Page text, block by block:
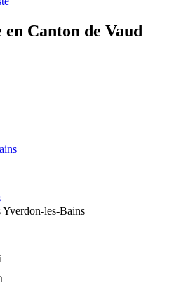
Canton de Vaud
les-Bains